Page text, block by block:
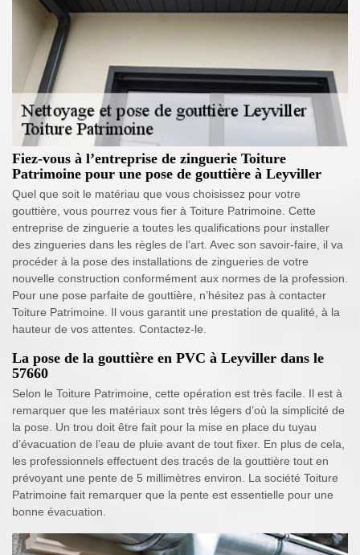
Fiez-vous à l’entreprise de zinguerie Toiture
Patrimoine pour une pose de gouttière à Leyviller
Quel que soit le matériau que vous choisissez pour votre
gouttière, vous pourrez vous fier à Toiture Patrimoine. Cette
entreprise de zinguerie a toutes les qualifications pour installer
des zingueries dans les règles de l’art. Avec son savoir-faire, il va
procéder à la pose des installations de zingueries de votre
nouvelle construction conformément aux normes de la profession.
Pour une pose parfaite de gouttière, n’hésitez pas à contacter
Toiture Patrimoine. Il vous garantit une prestation de qualité, à la
hauteur de vos attentes. Contactez-le.
La pose de la gouttière en PVC à Leyviller dans le
57660
Selon le Toiture Patrimoine, cette opération est très facile. Il est à
remarquer que les matériaux sont très légers d’où la simplicité de
la pose. Un trou doit être fait pour la mise en place du tuyau
d’évacuation de l’eau de pluie avant de tout fixer. En plus de cela,
les professionnels effectuent des tracés de la gouttière tout en
prévoyant une pente de 5 millimètres environ. La société Toiture
Patrimoine fait remarquer que la pente est essentielle pour une
bonne évacuation.